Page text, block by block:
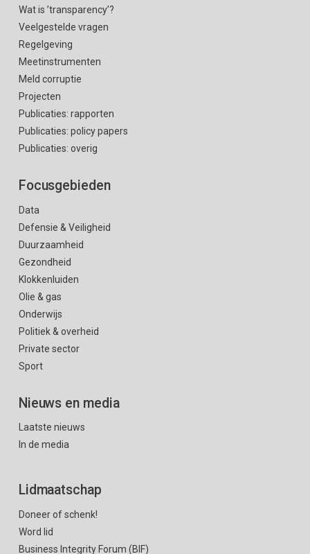
Wat is ’transparency’?
Veelgestelde vragen
Regelgeving
Meetinstrumenten
Meld corruptie
Projecten
Publicaties: rapporten
Publicaties: policy papers
Publicaties: overig
Focusgebieden
Data
Defensie & Veiligheid
Duurzaamheid
Gezondheid
Klokkenluiden
Olie & gas
Onderwijs
Politiek & overheid
Private sector
Sport
Nieuws en media
Laatste nieuws
In de media
Lidmaatschap
Doneer of schenk!
Word lid
Business Integrity Forum (BIF)